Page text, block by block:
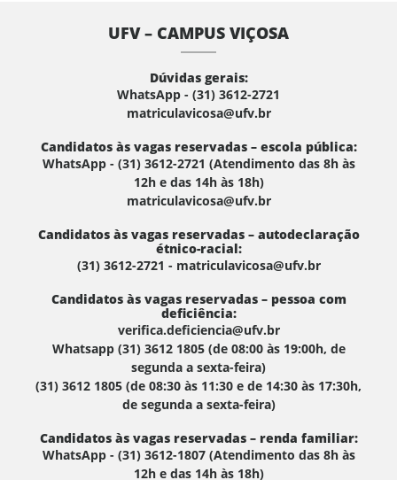
UFV – CAMPUS VIÇOSA
Dúvidas gerais:
WhatsApp - (31) 3612-2721
matriculavicosa@ufv.br
Candidatos às vagas reservadas – escola pública:
WhatsApp - (31) 3612-2721 (Atendimento das 8h às
12h e das 14h às 18h)
matriculavicosa@ufv.br
Candidatos às vagas reservadas – autodeclaração
étnico-racial:
(31) 3612-2721 - matriculavicosa@ufv.br
Candidatos às vagas reservadas – pessoa com
deficiência:
verifica.deficiencia@ufv.br
Whatsapp (31) 3612 1805 (de 08:00 às 19:00h, de
segunda a sexta-feira)
(31) 3612 1805 (de 08:30 às 11:30 e de 14:30 às 17:30h,
de segunda a sexta-feira)
Candidatos às vagas reservadas – renda familiar:
WhatsApp - (31) 3612-1807 (Atendimento das 8h às
12h e das 14h às 18h)